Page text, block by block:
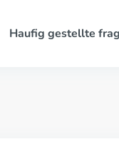
Haufig gestellte